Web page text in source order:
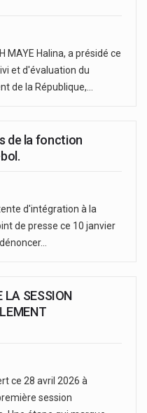
MAYE Halina, a présidé ce
et d'évaluation du
de la République,…
de la fonction
d'intégration à la
de presse ce 10 janvier
LA SESSION
ce 28 avril 2026 à
session